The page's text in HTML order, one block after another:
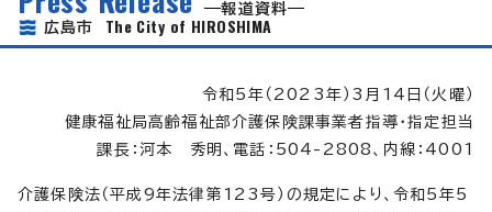
報道資料
広島市 The City of HIROSHIMA
令和5年（2023年）3月14日（火曜）
健康福祉局高齢福祉部介護保険課事業者指導・指定担当
課長：河本 秀明、電話：504-2808、内線：4001
介護保険法（平成9年法律第123号）の規定により、令和5年5